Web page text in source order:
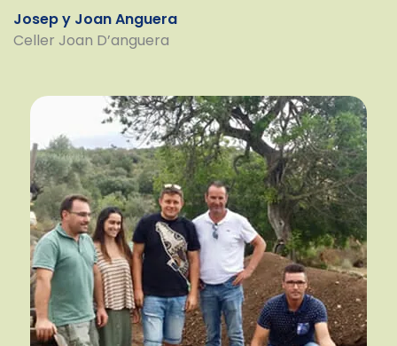
Josep y Joan Anguera
Celler Joan D’anguera